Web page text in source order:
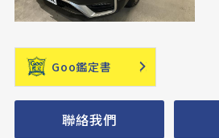
Goo鑑定書
聯絡我們